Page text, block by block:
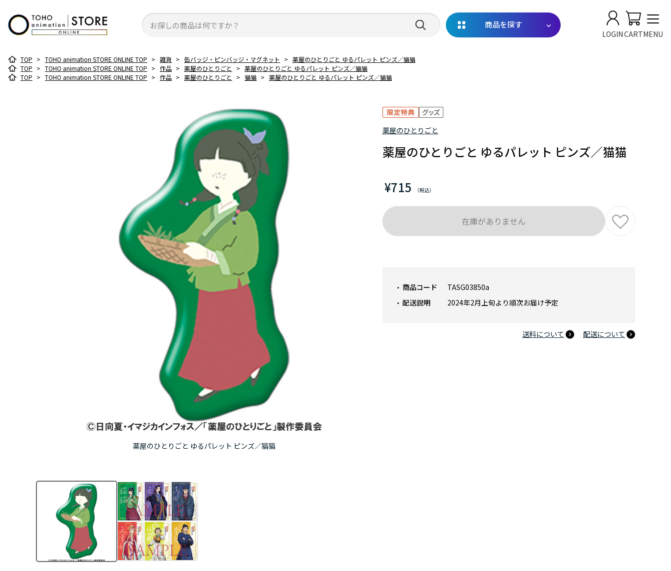
商品を探す
LOGINCARTMENU
TOP > TOHO animation STORE ONLINE TOP > 雑貨 > 缶バッジ・ピンバッジ・マグネット > 薬屋のひとりごと ゆるパレット ピンズ／猫猫
TOP > TOHO animation STORE ONLINE TOP > 作品 > 薬屋のひとりごと > 薬屋のひとりごと ゆるパレット ピンズ／猫猫
TOP > TOHO animation STORE ONLINE TOP > 作品 > 薬屋のひとりごと > 猫猫 > 薬屋のひとりごと ゆるパレット ピンズ／猫猫
薬屋のひとりごと ゆるパレット ピンズ／猫猫
薬屋のひとりごと
薬屋のひとりごと ゆるパレット ピンズ／猫猫
¥715
商品コード
TASG03850a
配送説明
2024年2月上旬より順次お届け予定
送料について 配送について
在庫がありません